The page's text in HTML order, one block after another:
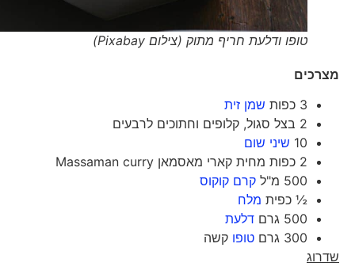
טופו ודלעת חריף מתוק (צילום Pixabay)
מצרכים
3 כפות
שמן זית
2 בצל סגול, קלופים וחתוכים לרבעים
10
שיני שום
2 כפות מחית קארי מאסמאן Massaman curry
500 מ"ל
קרם קוקוס
½ כפיתמלח
500 גרם
דלעת
300 גרם
טופוקשה
שדרוג